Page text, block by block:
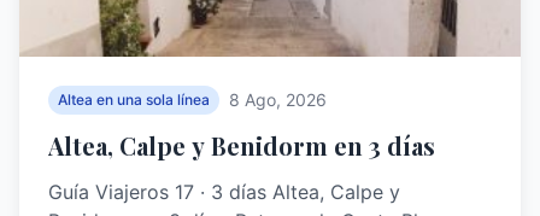
Altea en una sola línea 8 Ago, 2026
Altea, Calpe y Benidorm en 3 días
Guía Viajeros 17 · 3 días Altea, Calpe y